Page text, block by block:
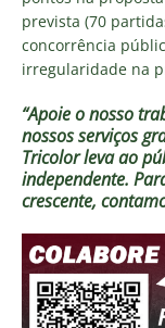
prevista (70
concorrência
irregularidade na
“Apoie o nosso
nossos serviços
Tricolor leva ao
independente.
crescente,